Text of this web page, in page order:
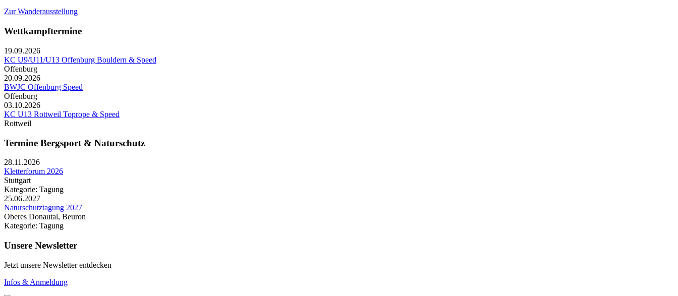
Zur Wanderausstellung
Wettkampftermine
19.09.2026
KC U9/U11/U13 Offenburg Bouldern & Speed
Offenburg
20.09.2026
BWJC Offenburg Speed
Offenburg
03.10.2026
KC U13 Rottweil Toprope & Speed
Rottweil
Termine Bergsport & Naturschutz
28.11.2026
Kletterforum 2026
Stuttgart
Kategorie: Tagung
25.06.2027
Naturschutztagung 2027
Oberes Donautal, Beuron
Kategorie: Tagung
Unsere Newsletter
Jetzt unsere Newsletter entdecken
Infos & Anmeldung